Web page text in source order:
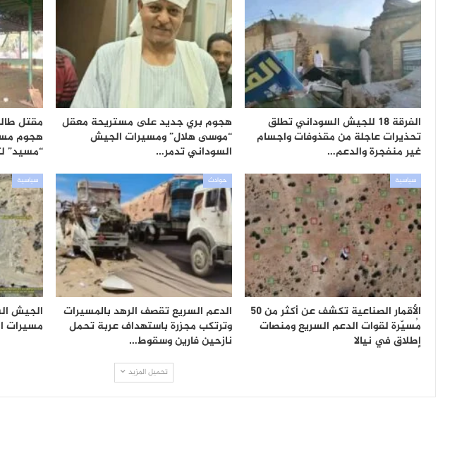
الفرقة 18 للجيش السوداني تطلق
تحذيرات عاجلة من مقذوفات واجسام
غير منفجرة والدعم…
هجوم بري جديد على مستريحة معقل
“موسى هلال” ومسيرات الجيش
السوداني تدمر…
مقتل
هجوم
“مسيد”
سياسية
الأقمار الصناعية تكشف عن أكثر من 50
مُسيّرة لقوات الدعم السريع ومنصات
إطلاق في نيالا
حوادث
الدعم السريع تقصف الرهد بالمسيرات
وترتكب مجزرة باستهداف عربة تحمل
نازحين فارين وسقوط…
سياسية
الجيش
مسيرات
تحميل المزيد